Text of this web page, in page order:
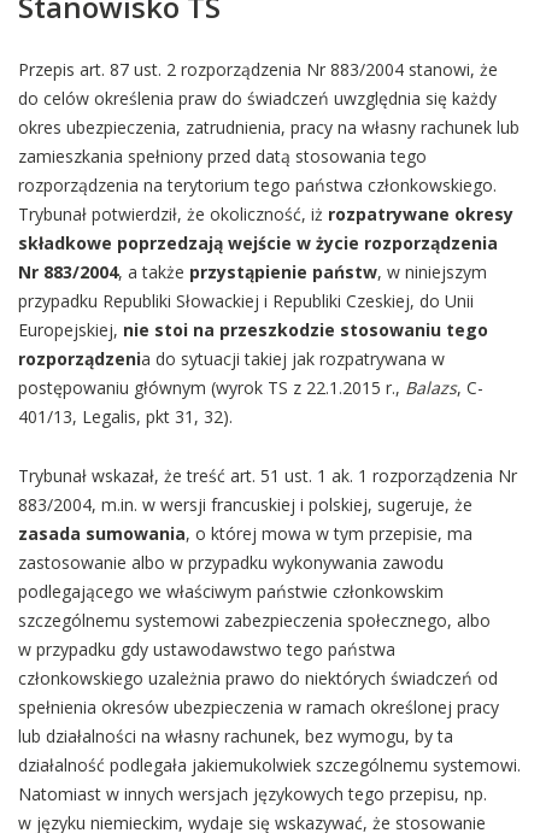
Przepis art. 87 ust. 2 rozporządzenia Nr 883/2004 stanowi, że
do celów określenia praw do świadczeń uwzględnia się każdy
okres ubezpieczenia, zatrudnienia, pracy na własny rachunek lub
zamieszkania spełniony przed datą stosowania tego
rozporządzenia na terytorium tego państwa członkowskiego.
Trybunał potwierdził, że okoliczność, iż rozpatrywane okresy
składkowe poprzedzają wejście w życie rozporządzenia
Nr 883/2004, a także przystąpienie państw, w niniejszym
przypadku Republiki Słowackiej i Republiki Czeskiej, do Unii
Europejskiej, nie stoi na przeszkodzie stosowaniu tego
rozporządzenia do sytuacji takiej jak rozpatrywana w
postępowaniu głównym (wyrok TS z 22.1.2015 r., Balazs, C-
401/13, Legalis, pkt 31, 32).
Trybunał wskazał, że treść art. 51 ust. 1 ak. 1 rozporządzenia Nr
883/2004, m.in. w wersji francuskiej i polskiej, sugeruje, że
zasada sumowania, o której mowa w tym przepisie, ma
zastosowanie albo w przypadku wykonywania zawodu
podlegającego we właściwym państwie członkowskim
szczególnemu systemowi zabezpieczenia społecznego, albo
w przypadku gdy ustawodawstwo tego państwa
członkowskiego uzależnia prawo do niektórych świadczeń od
spełnienia okresów ubezpieczenia w ramach określonej pracy
lub działalności na własny rachunek, bez wymogu, by ta
działalność podlegała jakiemukolwiek szczególnemu systemowi.
Natomiast w innych wersjach językowych tego przepisu, np.
w języku niemieckim, wydaje się wskazywać, że stosowanie